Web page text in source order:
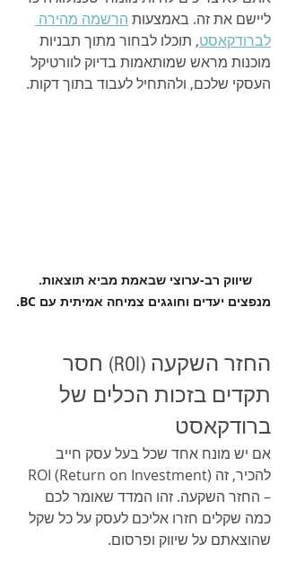
ליישם את זה. באמצעות הרשמה מהירה
לברודקאסט, תוכלו לבחור מתוך תבניות
מוכנות מראש שמותאמות בדיוק לוורטיקל
העסקי שלכם, ולהתחיל לעבוד בתוך דקות.
שיווק רב-ערוצי שבאמת מביא תוצאות.
מנפצים יעדים וחוגגים צמיחה אמיתית עם BC.
החזר השקעה (ROI) חסר
תקדים בזכות הכלים של
ברודקאסט
אם יש מונח אחד שכל בעל עסק חייב
– החזר השקעה. זהו המדד שאומר לכם
כמה שקלים חזרו אליכם לעסק על כל שקל
שהוצאתם על שיווק ופרסום.